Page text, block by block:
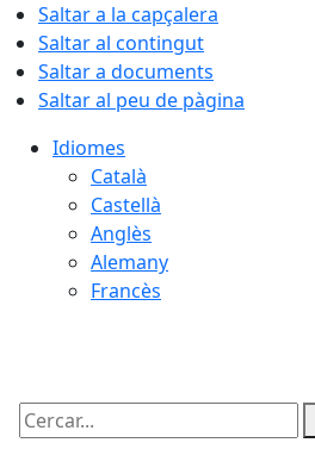
Saltar a la capçalera
Saltar al contingut
Saltar a documents
Saltar al peu de pàgina
Idiomes
Català
Castellà
Anglès
Alemany
Francès
Cercar: